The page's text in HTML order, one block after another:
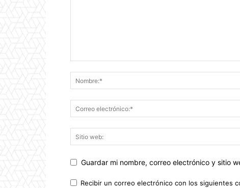
Guardar mi nombre, correo electrónico y sitio
Recibir un correo electrónico con los siguientes